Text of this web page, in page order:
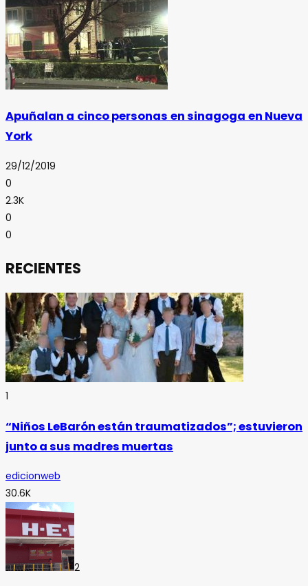
Apuñalan a cinco personas en sinagoga en Nueva
York
29/12/2019
0
2.3K
0
0
RECIENTES
1
“Niños LeBarón están traumatizados”; estuvieron
junto a sus madres muertas
edicionweb
30.6K
2